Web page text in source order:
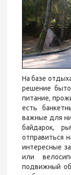
На базе
решение
питание,
есть
важные для
байдарок,
отправиться
интересные
или
подвижный